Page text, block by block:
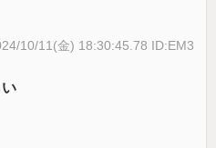
10/11(金) 18:30:45.78 ID:EM3